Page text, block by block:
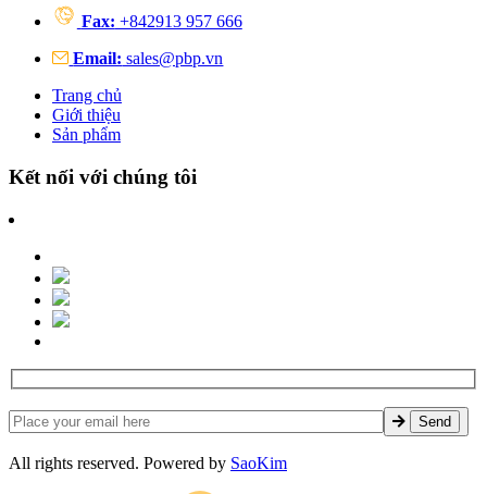
Fax: +842913 957 666
Email: sales@pbp.vn
Trang chủ
Giới thiệu
Sản phẩm
Kết nối với chúng tôi
All rights reserved. Powered by SaoKim